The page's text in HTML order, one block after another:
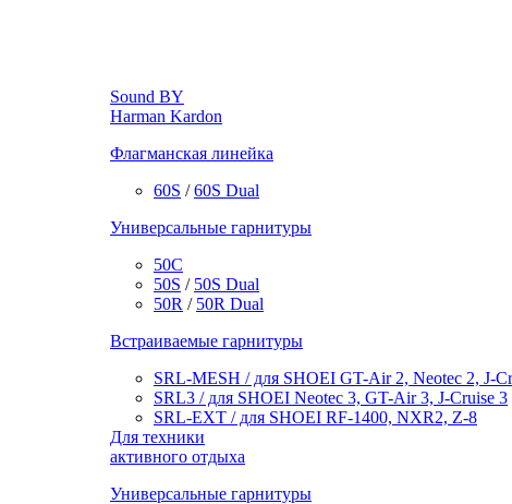
Sound BY
Harman Kardon
Флагманская линейка
60S /60S Dual
Универсальные гарнитуры
50C
50S / 50S Dual
50R / 50R Dual
Встраиваемые гарнитуры
SRL-MESH / для SHOEI GT-Air 2, Neotec 2, J-
SRL3 / для SHOEI Neotec 3, GT-Air 3, J‑Cruise 3
SRL-EXT / для SHOEI RF-1400, NXR2, Z-8
Для техники
активного отдыха
Универсальные гарнитуры